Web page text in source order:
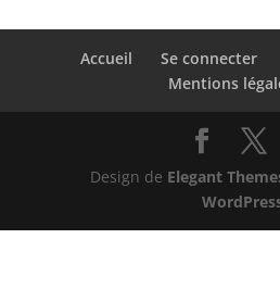
Accueil Se connecter
Mentions
Design de Elegant